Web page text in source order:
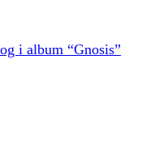
i album “Gnosis”